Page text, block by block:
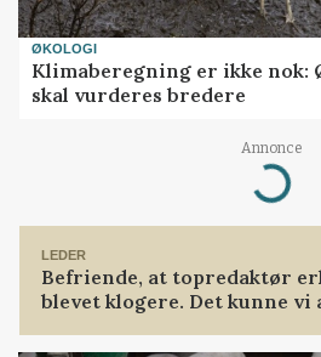
ØKOLOGI
Klimaberegning er ikke
skal vurderes bredere
Annonce
Loading...
LEDER
Befriende, at topredaktør
blevet klogere. Det kunne vi